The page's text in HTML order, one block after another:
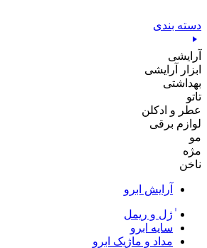
به
محتوا
دسته بندی
آرایشی
ابزار آرایشی
بهداشتی
تاتو
عطر و ادکلن
لوازم برقی
مو
مژه
ناخن
آرایش ابرو
ٰژل و ریمل
سایه ابرو
مداد و ماژیک ابرو